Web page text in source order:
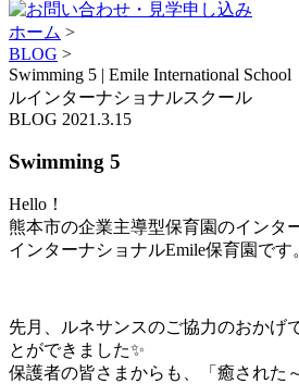
ホーム >
BLOG >
Swimming 5 | Emile International
ルインターナショナルスクール
BLOG 2021.3.15
Swimming 5
Hello！
熊本市の企業主導型保育園のインタ
インターナショナルEmile保育園です
先月、ルネサンスのご協力のおかげ
とができました✨
保護者の皆さまからも、「癒された